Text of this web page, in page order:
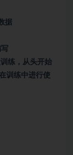
据
练，从头开始
训练中进行使